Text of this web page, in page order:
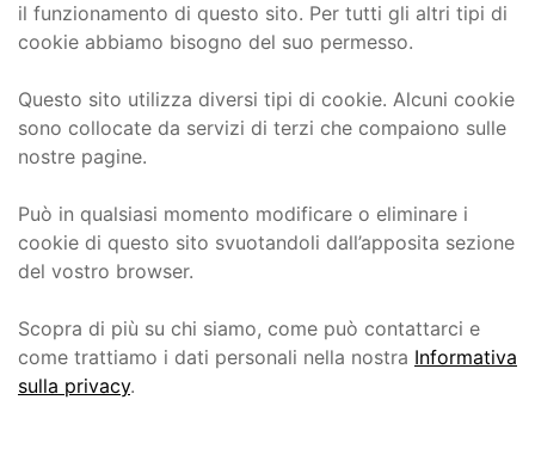
il funzionamento di questo sito. Per tutti gli altri tipi di
cookie abbiamo bisogno del suo permesso.
Questo sito utilizza diversi tipi di cookie. Alcuni cookie
sono collocate da servizi di terzi che compaiono sulle
nostre pagine.
Può in qualsiasi momento modificare o eliminare i
cookie di questo sito svuotandoli dall’apposita sezione
del vostro browser.
Scopra di più su chi siamo, come può contattarci e
come trattiamo i dati personali nella nostra Informativa
sulla privacy.